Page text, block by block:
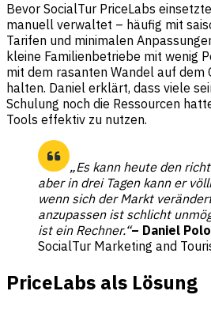
Bevor SocialTur PriceLabs
manuell verwaltet – häufig mit
Tarifen und minimalen
kleine Familienbetriebe mit wenig
mit dem rasanten Wandel auf dem
halten. Daniel erklärt, dass viele
Schulung noch die Ressourcen
Tools effektiv zu nutzen.
„Es kann heute den
aber in drei Tagen kann er
wenn sich der Markt
anzupassen ist schlicht
ist ein Rechner.“– Daniel Polo
SocialTur Marketing and
PriceLabs als Lösung